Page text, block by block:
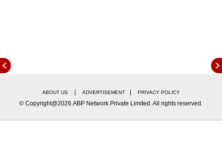
ABOUT US ADVERTISEMENT PRIVACY POLICY
© Copyright@2026.ABP Network Private Limited. All rights reserved.